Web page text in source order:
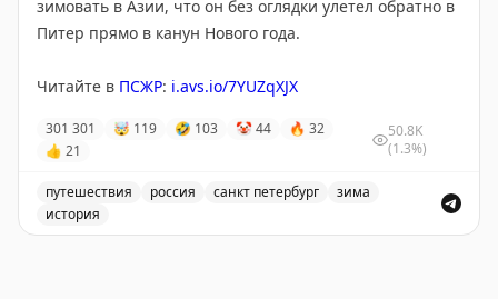
склонам. Также там был замечен козёл на сноуборде.
зимовать в Азии, что он без оглядки улетел обратно в
Питер прямо в канун Нового года.
Читайте в ПСЖР: i.avs.io/7YUZqXJX
301 301 🤯 119 🤣 103 🤡44 🔥 32
👍 21
50.8K
(1.3%)
путешествия россия санкт петербург
зима
история